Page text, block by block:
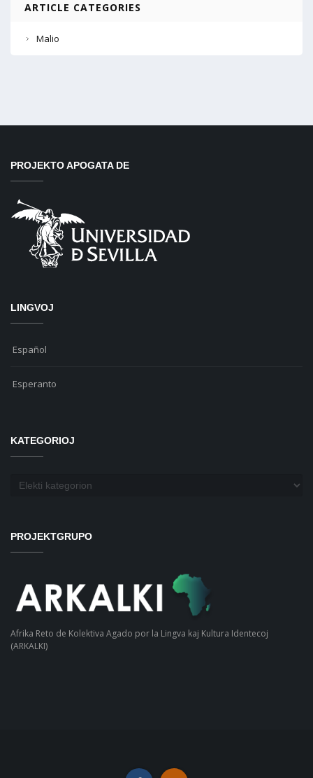
ARTICLE CATEGORIES
Malio
PROJEKTO APOGATA DE
LINGVOJ
Español
Esperanto
KATEGORIOJ
Kategorioj
PROJEKTGRUPO
Afrika Reto de Kolektiva Agado por la Lingva kaj Kultura Identecoj
(ARKALKI)